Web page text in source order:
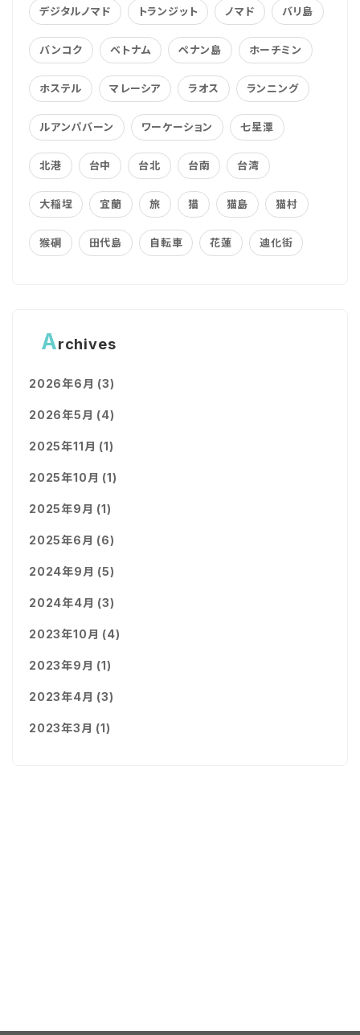
デジタルノマド トランジット ノマド バリ島
バンコク ベトナム ペナン島 ホーチミン
ホステル マレーシア ラオス ランニング
ルアンパバーン ワーケーション 七星潭
北港 台中 台北 台南 台湾
大稲埕 宜蘭 旅 猫 猫島 猫村
猴硐 田代島 自転車 花蓮 迪化街
Archives
2026年6月 (3)
2026年5月 (4)
2025年11月 (1)
2025年10月 (1)
2025年9月 (1)
2025年6月 (6)
2024年9月 (5)
2024年4月 (3)
2023年10月 (4)
2023年9月 (1)
2023年4月 (3)
2023年3月 (1)